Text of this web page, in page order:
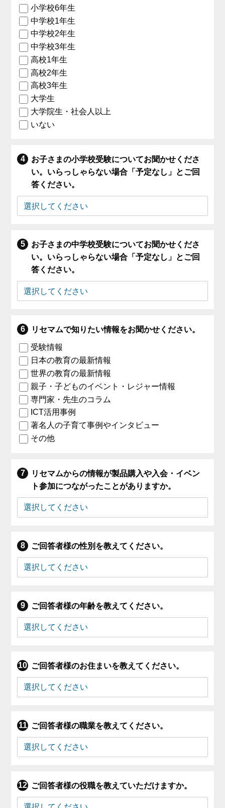
小学校6年生
中学校1年生
中学校2年生
中学校3年生
高校1年生
高校2年生
高校3年生
大学生
大学院生・社会人以上
いない
お子さまの小学校受験についてお聞かせくださ
い。いらっしゃらない場合「予定なし」とご回
答ください。
お子さまの中学校受験についてお聞かせくださ
い。いらっしゃらない場合「予定なし」とご回
答ください。
リセマムで知りたい情報をお聞かせください。
受験情報
日本の教育の最新情報
世界の教育の最新情報
親子・子どものイベント・レジャー情報
専門家・先生のコラム
ICT活用事例
著名人の子育て事例やインタビュー
その他
リセマムからの情報が製品購入や入会・イベン
ト参加につながったことがありますか。
ご回答者様の性別を教えてください。
ご回答者様の年齢を教えてください。
ご回答者様のお住まいを教えてください。
ご回答者様の職業を教えてください。
ご回答者様の役職を教えていただけますか。